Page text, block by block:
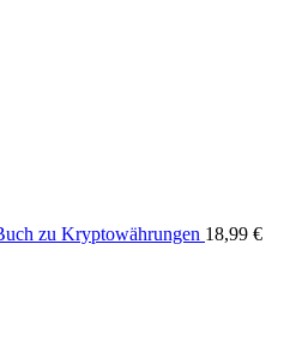
zu Kryptowährungen 18,99 €